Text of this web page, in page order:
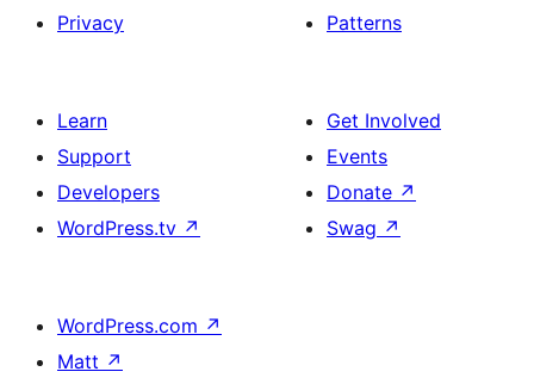
Privacy
Patterns
Learn
Support
Developers
WordPress.tv ↗
Get Involved
Events
Donate ↗
Swag ↗
WordPress.com ↗
Matt ↗